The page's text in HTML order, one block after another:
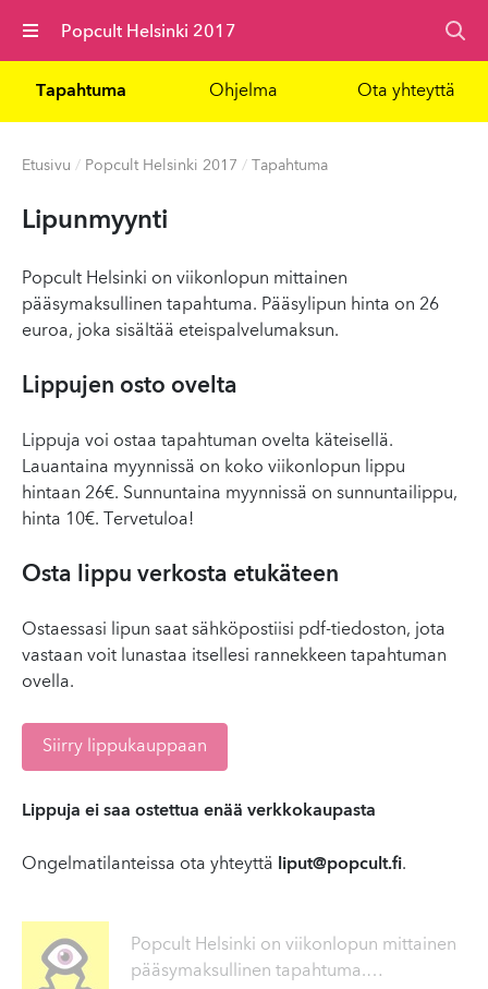
Valikko Popcult Helsinki 2017
Tapahtuma Ohjelma Ota yhteyttä
Etusivu / Popcult Helsinki 2017 / Tapahtuma
Lipunmyynti
Popcult Helsinki on viikonlopun mittainen
pääsymaksullinen tapahtuma. Pääsylipun hinta on 26
euroa, joka sisältää eteispalvelumaksun.
Lippujen osto ovelta
Lippuja voi ostaa tapahtuman ovelta käteisellä.
Lauantaina myynnissä on koko viikonlopun lippu
hintaan 26€. Sunnuntaina myynnissä on sunnuntailippu,
hinta 10€. Tervetuloa!
Osta lippu verkosta etukäteen
Ostaessasi lipun saat sähköpostiisi pdf-tiedoston, jota
vastaan voit lunastaa itsellesi rannekkeen tapahtuman
ovella.
Siirry lippukauppaan
Lippuja ei saa ostettua enää verkkokaupasta
Ongelmatilanteissa ota yhteyttä liput@popcult.fi.
Popcult Helsinki on viikonlopun mittainen
pääsymaksullinen tapahtuma.…